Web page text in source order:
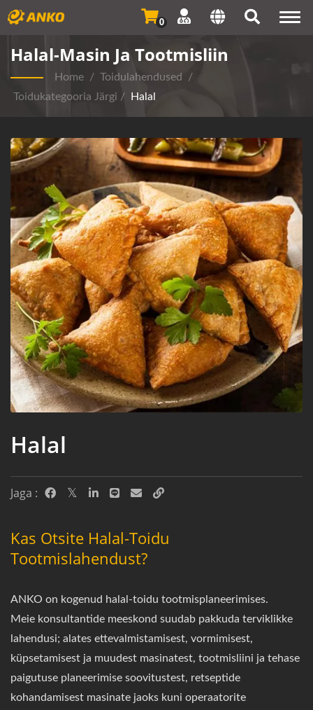
0
Halal-Masin Ja Tootmisliin
Home / Toidulahendused
/
Toidukategooria Järgi / Halal
Halal
Jaga :
Kas Otsite Halal-Toidu
Tootmislahendust?
ANKO on kogenud halal-toidu tootmisplaneerimises.
Meie konsultantide meeskond suudab pakkuda terviklikke
lahendusi; alates ettevalmistamisest, vormimisest,
küpsetamisest ja muudest masinatest, tootmisliini ja tehase
paigutuse planeerimise soovitustest, retseptide
kohandamisest masinate jaoks kuni operaatorite